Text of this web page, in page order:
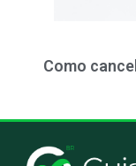
Como